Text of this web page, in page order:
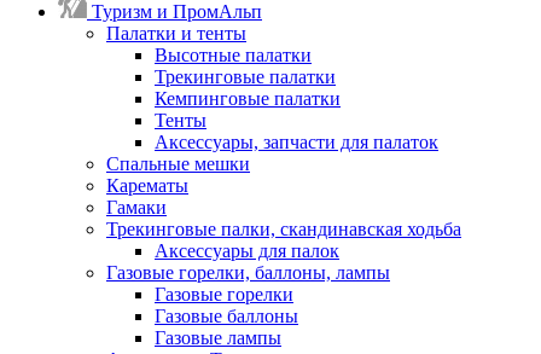
Туризм и ПромАльп
Палатки и тенты
Высотные палатки
Трекинговые палатки
Кемпинговые палатки
Тенты
Аксессуары, запчасти для палаток
Спальные мешки
Карематы
Гамаки
Трекинговые палки, скандинавская ходьба
Аксессуары для палок
Газовые горелки, баллоны, лампы
Газовые горелки
Газовые баллоны
Газовые лампы